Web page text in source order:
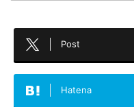
Post
Hatena